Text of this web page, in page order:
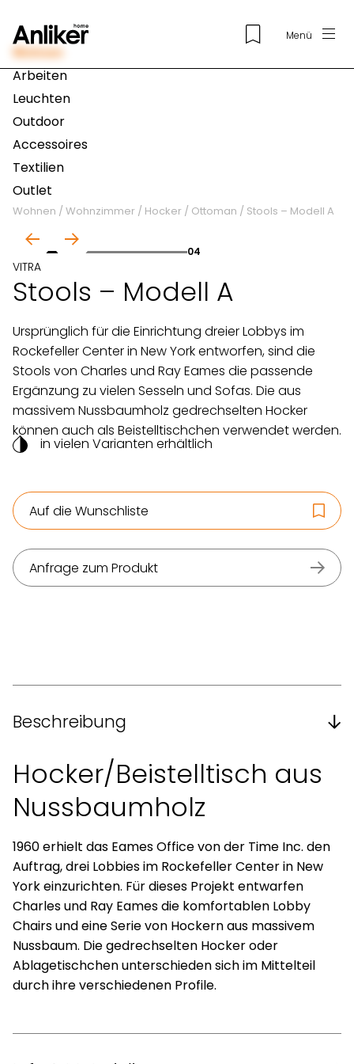
Menü
Wohnen
Arbeiten
Leuchten
Outdoor
Accessoires
Textilien
Outlet
Wohnen / Wohnzimmer / Hocker / Ottoman / Stools – Modell A
04
VITRA
Stools – Modell A
Ursprünglich für die Einrichtung dreier Lobbys im
Rockefeller Center in New York entworfen, sind die
Stools von Charles und Ray Eames die passende
Ergänzung zu vielen Sesseln und Sofas. Die aus
massivem Nussbaumholz gedrechselten Hocker
können auch als Beistelltischchen verwendet werden.
in vielen Varianten erhältlich
Auf die Wunschliste
Anfrage zum Produkt
Beschreibung
Hocker/Beistelltisch aus
Nussbaumholz
1960 erhielt das Eames Office von der Time Inc. den
Auftrag, drei Lobbies im Rockefeller Center in New
York einzurichten. Für dieses Projekt entwarfen
Charles und Ray Eames die komfortablen Lobby
Chairs und eine Serie von Hockern aus massivem
Nussbaum. Die gedrechselten Hocker oder
Ablagetischchen unterschieden sich im Mittelteil
durch ihre verschiedenen Profile.